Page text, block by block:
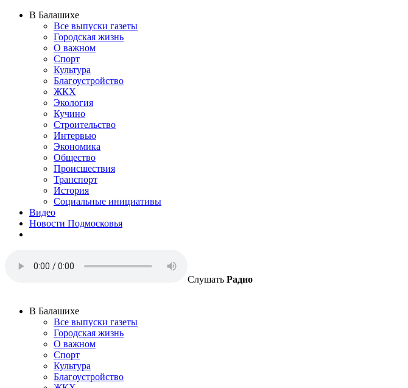
В Балашихе
Все выпуски газеты
Городская жизнь
О важном
Спорт
Культура
Благоустройство
ЖКХ
Экология
Кучино
Строительство
Интервью
Экономика
Общество
Происшествия
Транспорт
История
Социальные инициативы
Видео
Новости Подмосковья
Слушать Радио
В Балашихе
Все выпуски газеты
Городская жизнь
О важном
Спорт
Культура
Благоустройство